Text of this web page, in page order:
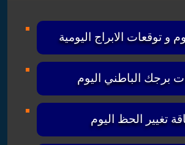
و توقعات الابراج اليومية
برجك الباطني اليوم
تغيير الحظ اليوم